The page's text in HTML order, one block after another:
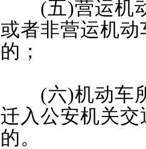
(五)营运机
或者非营运机
的；
(六)机动车
迁入公安机关
的。